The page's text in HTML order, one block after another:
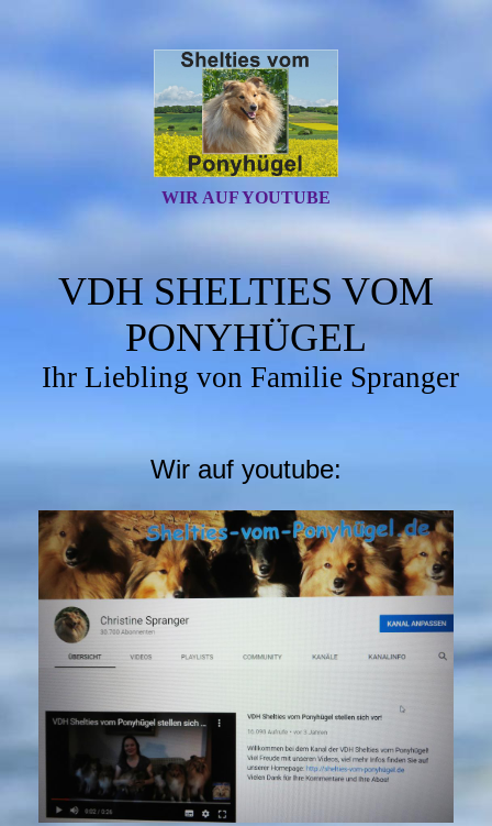
WIR AUF YOUTUBE
VDH SHELTIES VOM
PONYHÜGEL
Ihr Liebling von Familie Spranger
Wir auf youtube: